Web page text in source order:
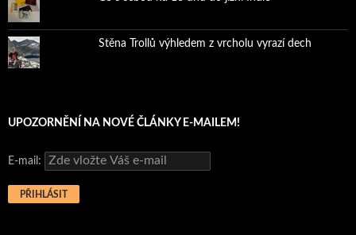
Stěna Trollů výhledem z vrcholu vyrazí dech
UPOZORNĚNÍ NA NOVÉ ČLÁNKY E-MAILEM!
E-mail: